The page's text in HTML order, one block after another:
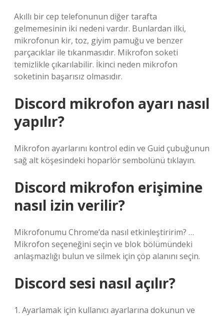
Akıllı bir cep telefonunun diğer tarafta
gelmemesinin iki nedeni vardır. Bunlardan ilki,
mikrofonun kir, toz, giyim pamuğu ve benzer
parçacıklar ile tıkanmasıdır. Mikrofon soketi
temizlikle çıkarılabilir. İkinci neden mikrofon
soketinin başarısız olmasıdır.
Discord mikrofon ayarı nasıl
yapılır?
Mikrofon ayarlarını kontrol edin ve Guid çubuğunun
sağ alt köşesindeki hoparlör sembolünü tıklayın.
Discord mikrofon erişimine
nasıl izin verilir?
Mikrofonumu Chrome’da nasıl etkinleştiririm? …
Mikrofon seçeneğini seçin ve blok bölümündeki
anlaşmazlığı bulun ve silmek için çöp alanını seçin.
Discord sesi nasıl açılır?
1. Ayarlamak için kullanıcı ayarlarına dokunun ve